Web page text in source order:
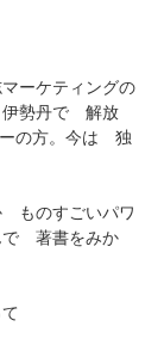
ーケティングの
伊勢丹で 解放
の方。今は 独
ものすごいパワ
で 著書をみか
て